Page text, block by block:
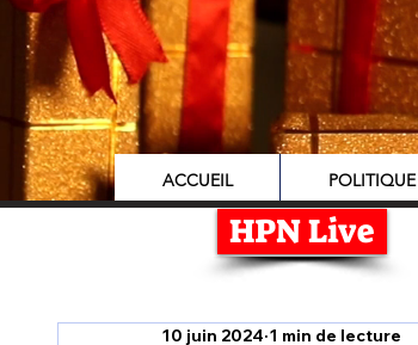
ACCUEIL POLITIQUE
HPN Live
10 juin 2024 1 min de lecture